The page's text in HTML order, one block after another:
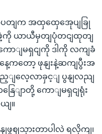
တပတျက အထှထှေအေုပျခြု
ဖှဲ့ကို ယာယီမှတျပုံတငျထုတျ
ောျမရှငျကို ဒါကို လကျခံ
ကတော့ ဖုနျးနဲ့ဆကျပွီးအ
ည့ျလေ့လာခှင့ျ ပွနျလညျ
ြေျာတို့ ကောျမရှငျရုံး
ျ။
ျဖွဈသှားတာပါလဲ ရလိုကျ၊